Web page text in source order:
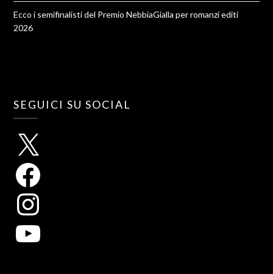
Ecco i semifinalisti del Premio NebbiaGialla per romanzi editi
2026
SEGUICI SU SOCIAL